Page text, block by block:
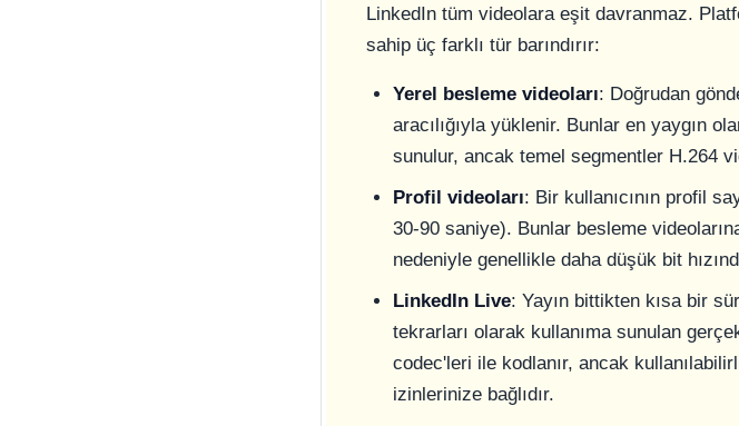
LinkedIn tüm videolara eşit davranmaz.
sahip üç farklı tür barındırır:
Yerel besleme videoları: Doğrudan
aracılığıyla yüklenir. Bunlar en yaygın
sunulur, ancak temel segmentler H.264
Profil videoları: Bir kullanıcının profil
30-90 saniye). Bunlar besleme
nedeniyle genellikle daha düşük bit
LinkedIn Live: Yayın bittikten kısa bir
tekrarları olarak kullanıma sunulan
codec'leri ile kodlanır, ancak
izinlerinize bağlıdır.